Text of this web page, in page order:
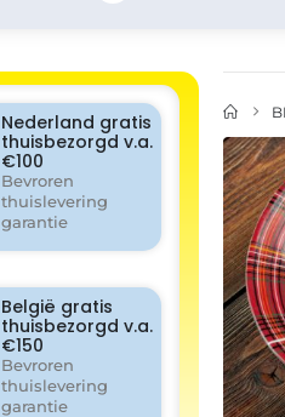
Nederland gratis
thuisbezorgd v.a.
€100
Bevroren
thuislevering
garantie
België gratis
thuisbezorgd v.a.
€150
Bevroren
thuislevering
garantie